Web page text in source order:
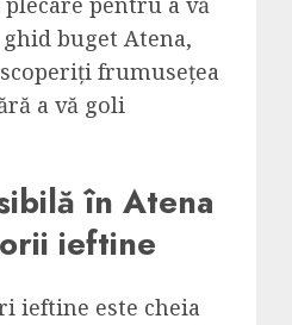
buget Atena,
frumusețea
a vă goli
în Atena
ieftine
ieftine este cheia